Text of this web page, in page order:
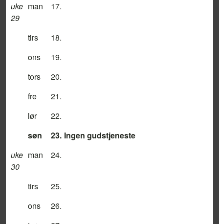
uke
29
man 17.
tirs
18.
ons
19.
tors
20.
fre
21.
lør
22.
søn
23. Ingen gudstjeneste
uke
30
man 24.
tirs
25.
ons
26.